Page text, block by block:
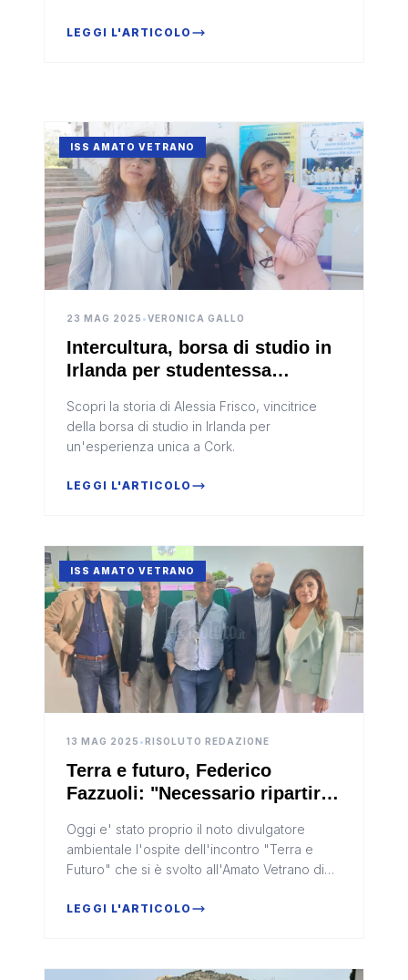
LEGGI L'ARTICOLO
ISS AMATO VETRANO
23 MAG 2025 •VERONICA GALLO
Intercultura, borsa di studio in
Irlanda per studentessa
Scopri la storia di Alessia Frisco, vincitrice
della borsa di studio in Irlanda per
un'esperienza unica a Cork.
LEGGI L'ARTICOLO
ISS AMATO VETRANO
13 MAG 2025 •RISOLUTO REDAZIONE
Terra e futuro, Federico
Fazzuoli: "Necessario ripartire
Oggi e' stato proprio il noto divulgatore
ambientale l'ospite dell'incontro "Terra e
Futuro" che si è svolto all'Amato Vetrano di
LEGGI L'ARTICOLO